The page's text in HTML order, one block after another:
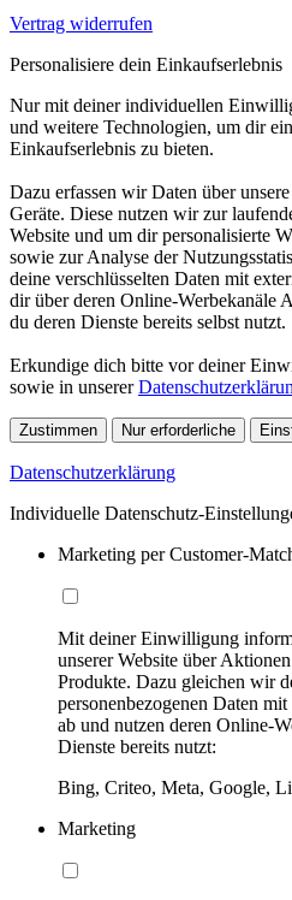
Vertrag widerrufen
Personalisiere dein Einkaufserlebnis
Nur mit deiner individuellen
und weitere Technologien, um dir
Einkaufserlebnis zu bieten.
Dazu erfassen wir Daten über
Geräte. Diese nutzen wir zur
Website und um dir personalisierte
sowie zur Analyse der
deine verschlüsselten Daten mit
dir über deren Online-Werbekanäle
du deren Dienste bereits selbst nutzt.
Erkundige dich bitte vor deiner
sowie in unserer
Zustimmen Nur erforderliche
Datenschutzerklärung
Individuelle Datenschutz-
Marketing per Customer-
Mit deiner Einwilligung
unserer Website über
Produkte. Dazu gleichen wir
personenbezogenen Daten
ab und nutzen deren Online-
Dienste bereits nutzt:
Bing, Criteo, Meta, Google,
Marketing